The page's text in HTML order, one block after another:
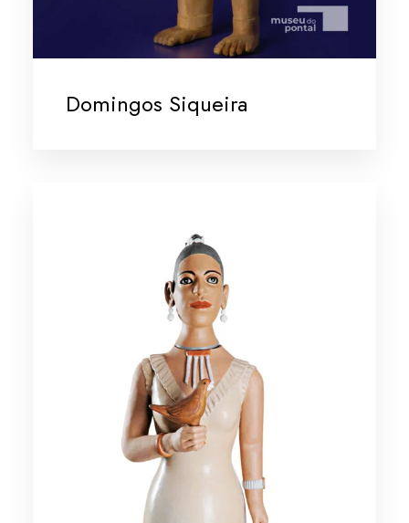
Domingos Siqueira